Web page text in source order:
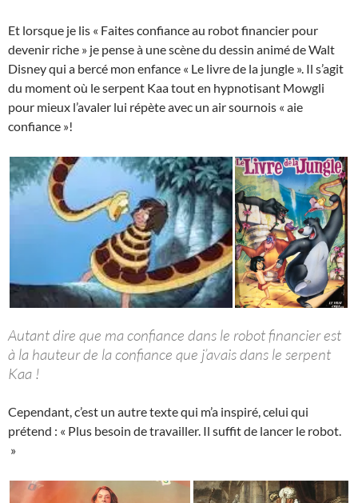
Et lorsque je lis « Faites confiance au robot financier pour
devenir riche » je pense à une scène du dessin animé de Walt
Disney qui a bercé mon enfance « Le livre de la jungle ». Il s’agit
du moment où le serpent Kaa tout en hypnotisant Mowgli
pour mieux l’avaler lui répète avec un air sournois « aie
confiance »!
Autant dire que ma confiance dans le robot financier est
à la hauteur de la confiance que j’avais dans le serpent
Kaa !
Cependant, c’est un autre texte qui m’a inspiré, celui qui
prétend : « Plus besoin de travailler. Il suffit de lancer le robot.
»